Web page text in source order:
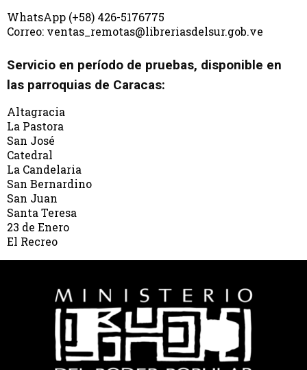
WhatsApp (+58) 426-5176775
Correo: ventas_remotas@libreriasdelsur.gob.ve
Servicio en período de pruebas, disponible en
las parroquias de Caracas:
Altagracia
La Pastora
San José
Catedral
La Candelaria
San Bernardino
San Juan
Santa Teresa
23 de Enero
El Recreo